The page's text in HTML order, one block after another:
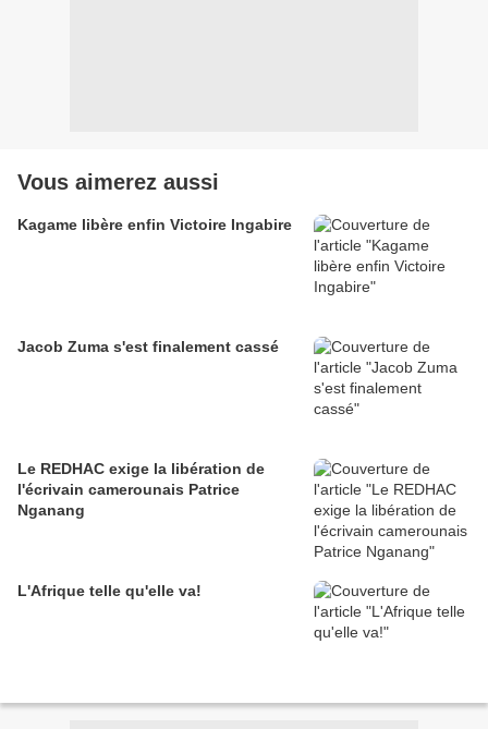
Vous aimerez aussi
Kagame libère enfin Victoire Ingabire
Jacob Zuma s'est finalement cassé
Le REDHAC exige la libération de
l'écrivain camerounais Patrice
Nganang
L'Afrique telle qu'elle va!